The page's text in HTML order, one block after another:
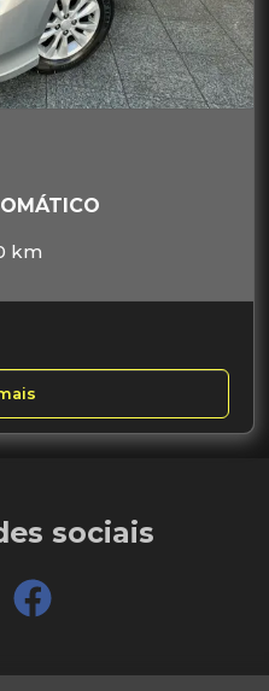
km
sociais